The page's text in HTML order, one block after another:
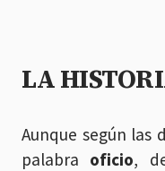
LA
Aunque según las
palabra oficio,